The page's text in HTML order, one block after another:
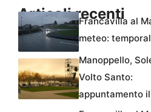
Articoli recenti
Francavilla al
meteo:
Manoppello,
Volto Santo:
appuntamento